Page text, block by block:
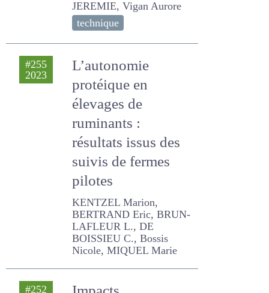
Bossis Nicole, JOST
JEREMIE, Vigan Aurore
technique
#255
L’autonomie
protéique en
élevages de
ruminants :
résultats issus des
suivis de fermes
pilotes
KENTZEL Marion,
BERTRAND Eric, BRUN-
LAFLEUR L., DE BOISSIEU C.,
Bossis Nicole, MIQUEL
Marie